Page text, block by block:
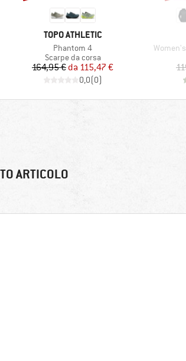
MARCHIO
TOPO ATHLETIC
Articolo
Phantom 4
Gruppo di prodotti
Scarpe da corsa
Prezzo
164,95 € Prezzo ridotto
da 115,47 €
0,0(0)
Articolo
ARTICOLO